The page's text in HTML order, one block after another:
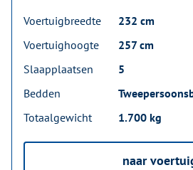
Voertuigbreedte
232 cm
Voertuighoogte
257 cm
Slaapplaatsen
5
Bedden
Totaalgewicht
1.700 kg
naar